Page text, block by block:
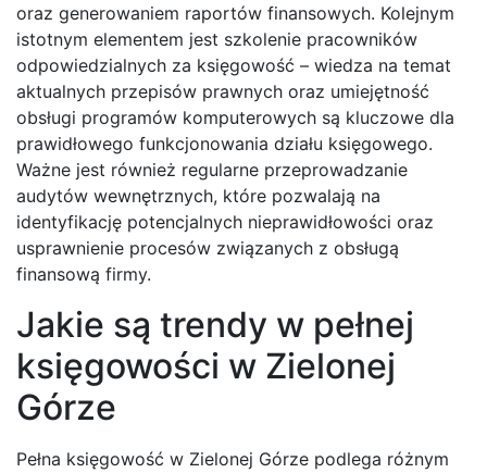
oraz generowaniem raportów finansowych. Kolejnym
istotnym elementem jest szkolenie pracowników
odpowiedzialnych za księgowość – wiedza na temat
aktualnych przepisów prawnych oraz umiejętność
obsługi programów komputerowych są kluczowe dla
prawidłowego funkcjonowania działu księgowego.
Ważne jest również regularne przeprowadzanie
audytów wewnętrznych, które pozwalają na
identyfikację potencjalnych nieprawidłowości oraz
usprawnienie procesów związanych z obsługą
finansową firmy.
Jakie są trendy w pełnej
księgowości w Zielonej
Górze
Pełna księgowość w Zielonej Górze podlega różnym